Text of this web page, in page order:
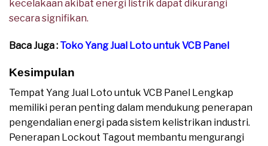
kecelakaan akibat energi listrik dapat dikurangi
secara signifikan.
Baca Juga : Toko Yang Jual Loto untuk VCB Panel
Kesimpulan
Tempat Yang Jual Loto untuk VCB Panel Lengkap
memiliki peran penting dalam mendukung penerapan
pengendalian energi pada sistem kelistrikan industri.
Penerapan Lockout Tagout membantu mengurangi